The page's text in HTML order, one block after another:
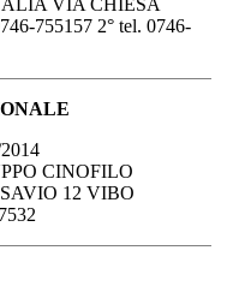
755157 2° tel. 0746-
CINOFILO
12 VIBO